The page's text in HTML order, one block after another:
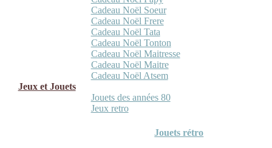
Cadeau Noël Soeur
Cadeau Noël Frere
Cadeau Noël Tata
Cadeau Noël Tonton
Cadeau Noël Maitresse
Cadeau Noël Maitre
Cadeau Noël Atsem
Jeux et Jouets
Jouets des années 80
Jeux retro
Jouets rétro